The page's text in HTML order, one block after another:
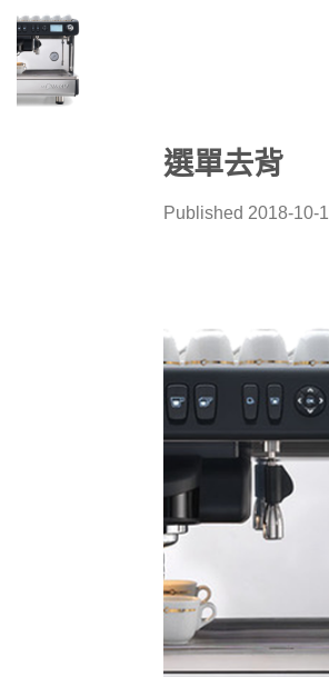
Skip
content
選單去背
Published 2018-10-